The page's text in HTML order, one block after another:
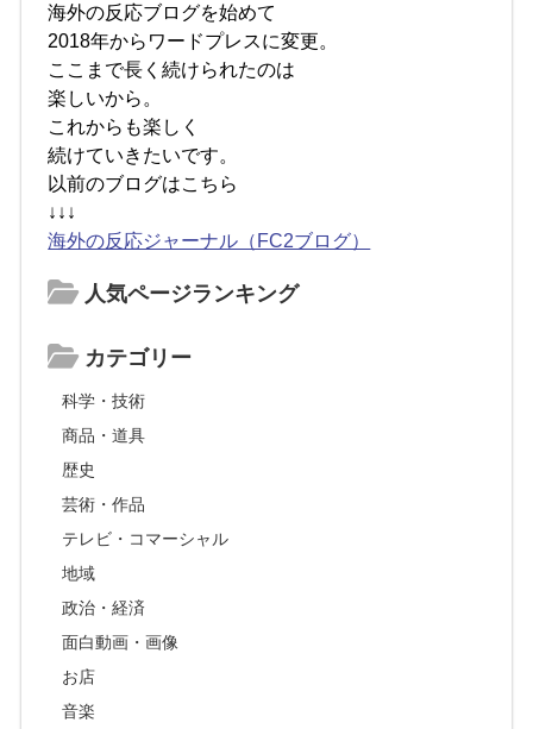
海外の反応ブログを始めて
2018年からワードプレスに変更。
ここまで長く続けられたのは
楽しいから。
これからも楽しく
続けていきたいです。
以前のブログはこちら
↓↓↓
海外の反応ジャーナル（FC2ブログ）
人気ページランキング
カテゴリー
科学・技術
商品・道具
歴史
芸術・作品
テレビ・コマーシャル
地域
政治・経済
面白動画・画像
お店
音楽